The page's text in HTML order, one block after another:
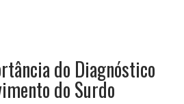
do Diagnóstico
do Surdo